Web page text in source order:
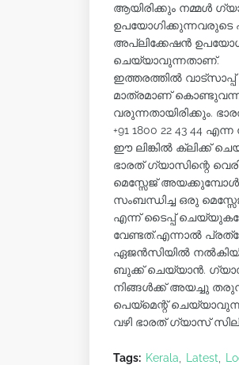
ആയിരിക്കും നമ്മള്‍
അപ്ലിക്കേഷന്‍
ചെയ്യാവുന്നതാണ്.
ഇത്തരത്തില്‍
മാത്രമാണ്
വരുന്നതായിരിക്കും.
+91 1800 22 43 44
ഈ ലിങ്കില്‍ ക്ലിക്ക്
ഭാരത് ഗ്യാസിന്റെ
മെസ്സേജ് അയക്കുമ്പോള്‍
സംബന്ധിച്ച ഒരു
എന്ന് ടൈപ്പ്
വേണ്ടത്.എന്നാല്‍
ഏജന്‍സിയില്‍
ബുക്ക് ചെയ്യാന്‍.
നിങ്ങള്‍ക്ക് അയച്ചു
പെയ്‌മെന്റ്
വഴി ഭാരത് ഗ്യാസ്
Tags: Kerala Latest